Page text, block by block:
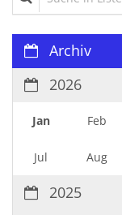
Archiv
2026
Jan Feb
Jul Aug
2025